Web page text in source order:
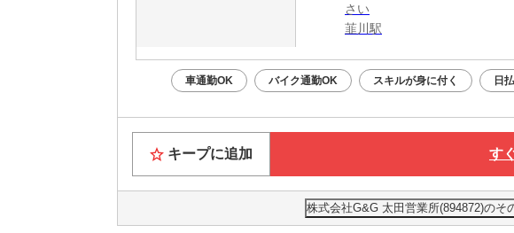
さい
韮川駅
車通勤OK バイク通勤OK スキルが身に付く 日
キープに追加 す
株式会社G&G 太田営業所(894872)のそ